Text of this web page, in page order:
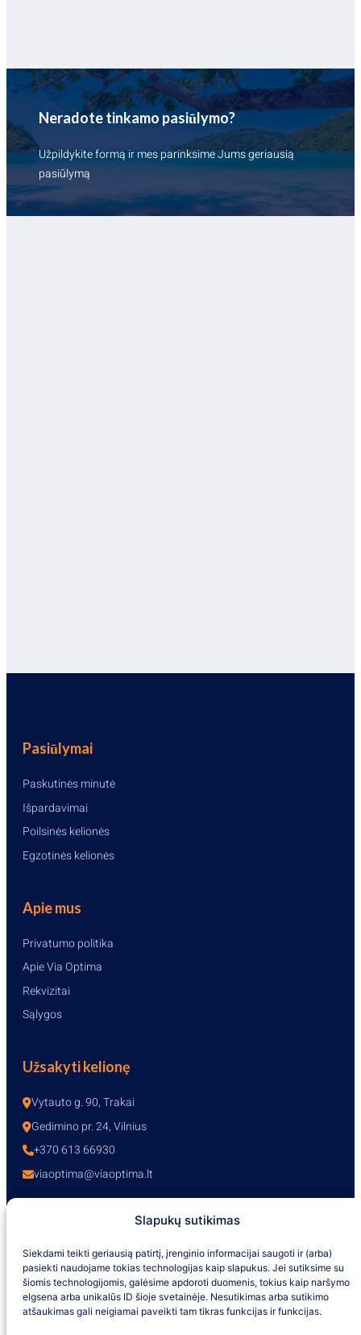
Slapukų sutikimas
Siekdami teikti geriausią patirtį, įrenginio informacijai saugoti ir (arba)
pasiekti naudojame tokias technologijas kaip slapukus. Jei sutiksime su
šiomis technologijomis, galėsime apdoroti duomenis, tokius kaip naršymo
elgsena arba unikalūs ID šioje svetainėje. Nesutikimas arba sutikimo
atšaukimas gali neigiamai paveikti tam tikras funkcijas ir funkcijas.
Neradote tinkamo pasiūlymo?
Užpildykite formą ir mes parinksime Jums geriausią
pasiūlymą
Pasiūlymai
Paskutinės minutė
Išpardavimai
Poilsinės kelionės
Egzotinės kelionės
Apie mus
Privatumo politika
Apie Via Optima
Rekvizitai
Sąlygos
Užsakyti kelionę
Vytauto g. 90, Trakai
Gedimino pr. 24, Vilnius
+370 613 66930
viaoptima@viaoptima.lt
I-V – 10:00-19:00
VI – 10:00-16:00
VII – nedirbame